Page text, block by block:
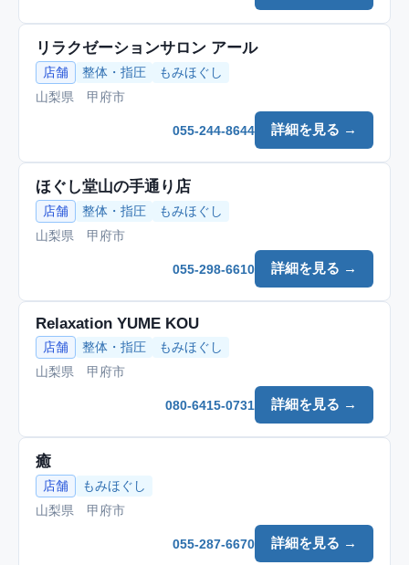
リラクゼーションサロン アール
店舗 整体・指圧
もみほぐし
山梨県 甲府市
詳細を見る →
055-244-8644
ほぐし堂山の手通り店
店舗 整体・指圧
もみほぐし
山梨県 甲府市
詳細を見る →
055-298-6610
Relaxation YUME KOU
店舗 整体・指圧
もみほぐし
山梨県 甲府市
詳細を見る →
080-6415-0731
癒
店舗
もみほぐし
山梨県 甲府市
詳細を見る →
055-287-6670